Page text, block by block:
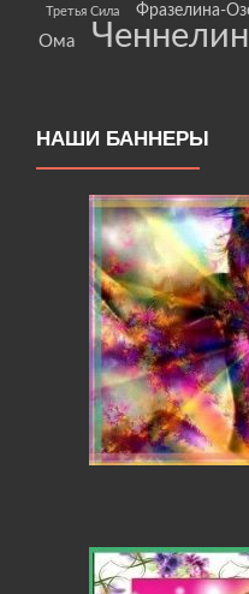
Третья Сила Фразелина-
Ома
НАШИ БАННЕРЫ